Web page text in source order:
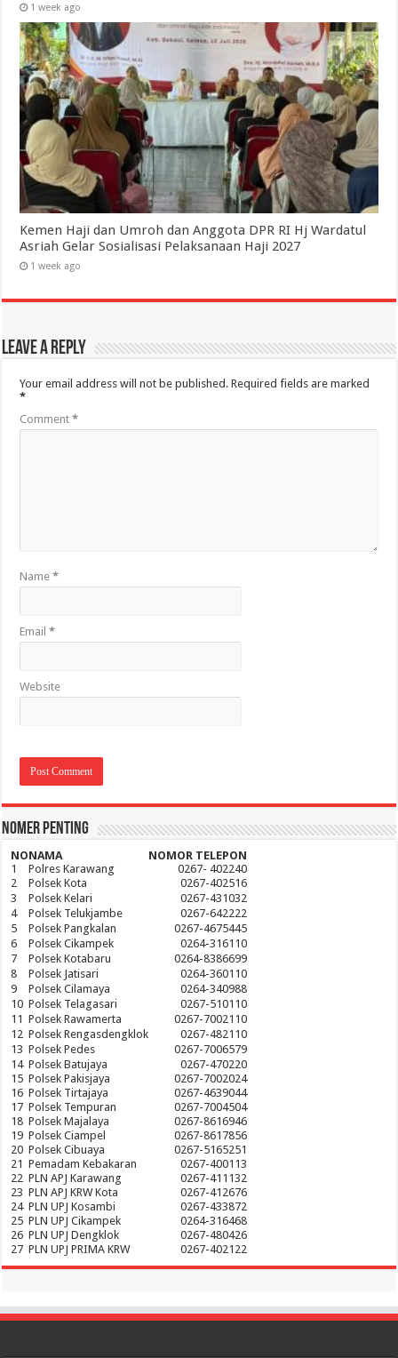
1 week ago
Kemen Haji dan Umroh dan Anggota DPR RI Hj Wardatul
Asriah Gelar Sosialisasi Pelaksanaan Haji 2027
1 week ago
Leave a Reply
Your email address will not be published. Required fields are marked
*
Comment*
Name*
Email*
Website
Nomer Penting
NONAMA
NOMOR TELEPON
1
Polres Karawang
0267- 402240
2
Polsek Kota
0267-402516
3
Polsek Kelari
0267-431032
4
Polsek Telukjambe
0267-642222
5
Polsek Pangkalan
0267-4675445
6
Polsek Cikampek
0264-316110
7
Polsek Kotabaru
0264-8386699
8
Polsek Jatisari
0264-360110
9
Polsek Cilamaya
0264-340988
10 Polsek Telagasari
0267-510110
11 Polsek Rawamerta
0267-7002110
12 Polsek Rengasdengklok
0267-482110
13 Polsek Pedes
0267-7006579
14 Polsek Batujaya
0267-470220
15 Polsek Pakisjaya
0267-7002024
16 Polsek Tirtajaya
0267-4639044
17 Polsek Tempuran
0267-7004504
18 Polsek Majalaya
0267-8616946
19 Polsek Ciampel
0267-8617856
20 Polsek Cibuaya
0267-5165251
21 Pemadam Kebakaran
0267-400113
22 PLN APJ Karawang
0267-411132
23 PLN APJ KRW Kota
0267-412676
24 PLN UPJ Kosambi
0267-433872
25 PLN UPJ Cikampek
0264-316468
26 PLN UPJ Dengklok
0267-480426
27 PLN UPJ PRIMA KRW 0267-402122